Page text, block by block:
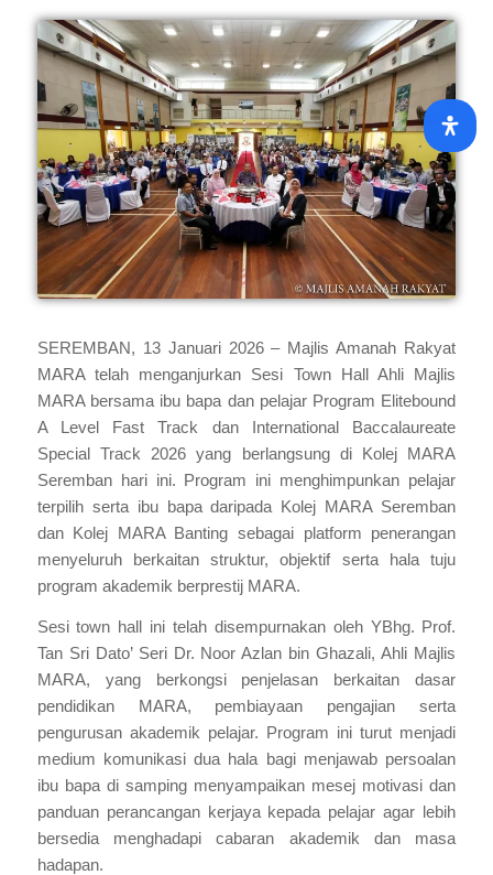
SEREMBAN, 13 Januari 2026 – Majlis Amanah Rakyat
MARA telah menganjurkan Sesi Town Hall Ahli Majlis
MARA bersama ibu bapa dan pelajar Program Elitebound
A Level Fast Track dan International Baccalaureate
Special Track 2026 yang berlangsung di Kolej MARA
Seremban hari ini. Program ini menghimpunkan pelajar
terpilih serta ibu bapa daripada Kolej MARA Seremban
dan Kolej MARA Banting sebagai platform penerangan
menyeluruh berkaitan struktur, objektif serta hala tuju
program akademik berprestij MARA.
Sesi town hall ini telah disempurnakan oleh YBhg. Prof.
Tan Sri Dato’ Seri Dr. Noor Azlan bin Ghazali, Ahli Majlis
MARA, yang berkongsi penjelasan berkaitan dasar
pendidikan MARA, pembiayaan pengajian serta
pengurusan akademik pelajar. Program ini turut menjadi
medium komunikasi dua hala bagi menjawab persoalan
ibu bapa di samping menyampaikan mesej motivasi dan
panduan perancangan kerjaya kepada pelajar agar lebih
bersedia menghadapi cabaran akademik dan masa
hadapan.